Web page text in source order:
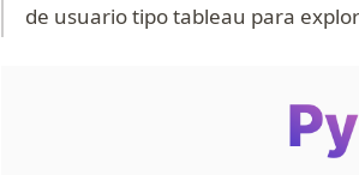
de usuario tipo tableau para